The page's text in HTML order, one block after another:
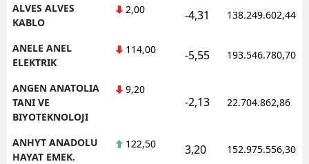
ALVES ALVES
KABLO
2,00 -4,31 138.249.602,44
ANELE ANEL
ELEKTRIK
114,00 -5,55 193.546.780,70
ANGEN ANATOLIA
TANI VE
BIYOTEKNOLOJI
9,20
-2,13 22.704.862,86
ANHYT ANADOLU
HAYAT EMEK.
122,50 3,20 152.975.556,30